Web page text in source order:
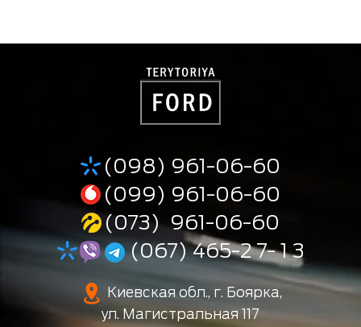
(098) 961-06-60
(099) 961-06-60
(073) 961-06-60
(067) 465-2 7- 1 3
Киевская обл., г. Боярка,
ул. Магистральная 117